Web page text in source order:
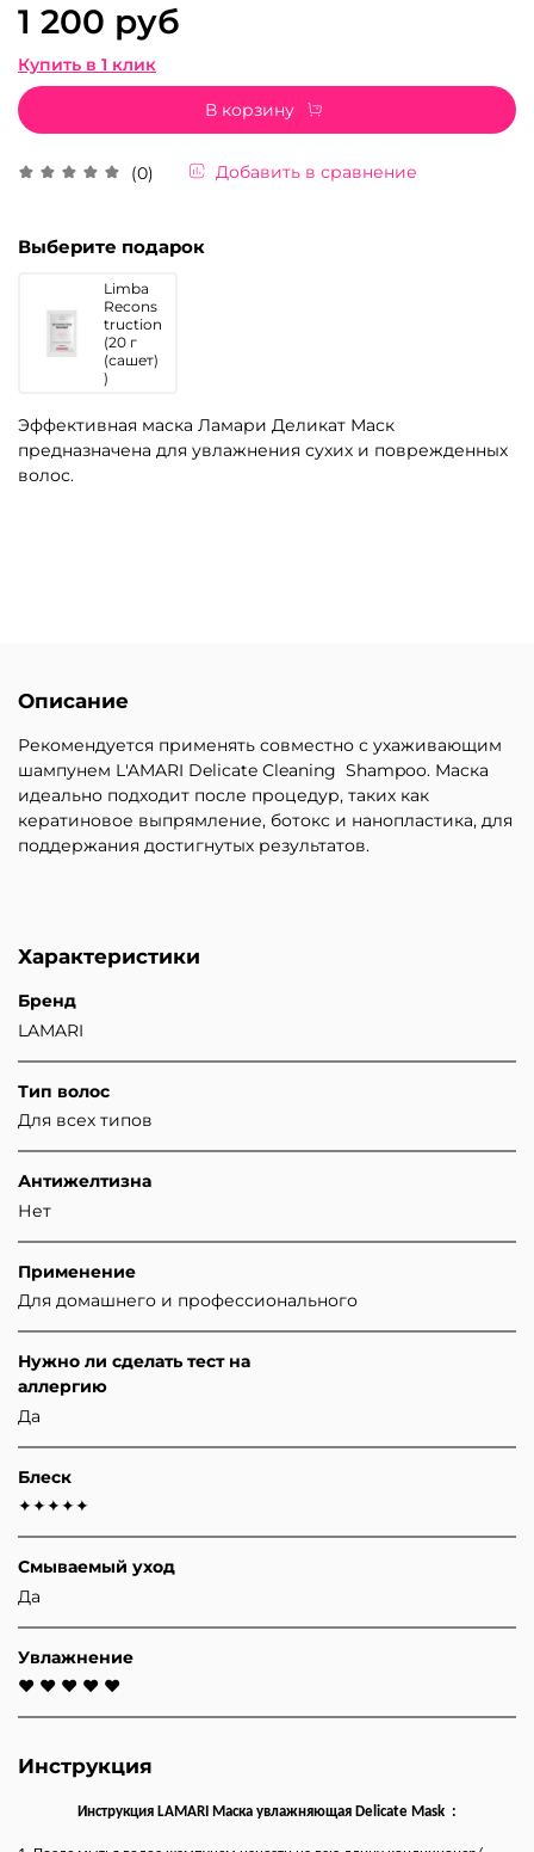
(0) Добавить в сравнение
1 200 руб
Купить в 1 клик
В корзину
Limba
Recons
truction
(20 г
(сашет)
)
Выберите подарок
Эффективная маска Ламари Деликат Маск
предназначена для увлажнения сухих и поврежденных
волос.
Описание
Рекомендуется применять совместно с ухаживающим
шампунем L'AMARI Delicate Cleaning Shampoo. Маска
идеально подходит после процедур, таких как
кератиновое выпрямление, ботокс и нанопластика, для
поддержания достигнутых результатов.
Характеристики
Бренд
LAMARI
Тип волос
Для всех типов
Антижелтизна
Нет
Применение
Для домашнего и профессионального
Нужно ли сделать тест на
аллергию
Да
Блеск
✦✦✦✦✦
Смываемый уход
Да
Увлажнение
♥ ♥ ♥ ♥ ♥
Инструкция
Инструкция LAMARI Маска увлажняющая Delicate Mask :